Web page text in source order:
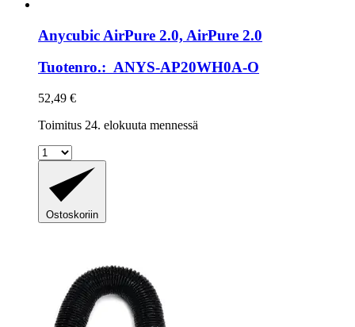
Anycubic AirPure 2.0, AirPure 2.0
Tuotenro.: ANYS-AP20WH0A-O
52,49 €
Toimitus 24. elokuuta mennessä
Ostoskoriin